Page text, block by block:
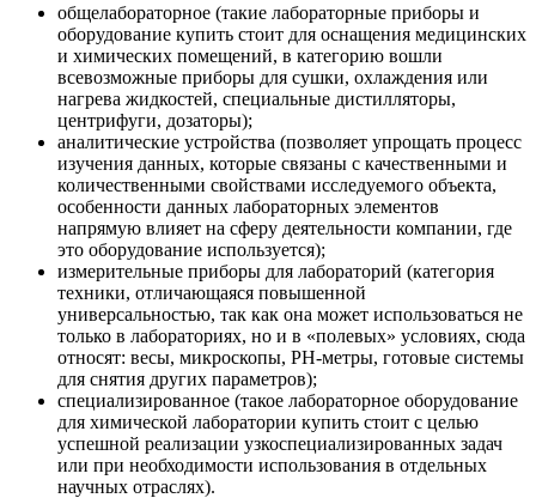
общелабораторное (такие лабораторные приборы и
оборудование купить стоит для оснащения медицинских
и химических помещений, в категорию вошли
всевозможные приборы для сушки, охлаждения или
нагрева жидкостей, специальные дистилляторы,
центрифуги, дозаторы);
аналитические устройства (позволяет упрощать процесс
изучения данных, которые связаны с качественными и
количественными свойствами исследуемого объекта,
особенности данных лабораторных элементов
напрямую влияет на сферу деятельности компании, где
это оборудование используется);
измерительные приборы для лабораторий (категория
техники, отличающаяся повышенной
универсальностью, так как она может использоваться не
только в лабораториях, но и в «полевых» условиях, сюда
относят: весы, микроскопы, PH-метры, готовые системы
для снятия других параметров);
специализированное (такое лабораторное оборудование
для химической лаборатории купить стоит с целью
успешной реализации узкоспециализированных задач
или при необходимости использования в отдельных
научных отраслях).